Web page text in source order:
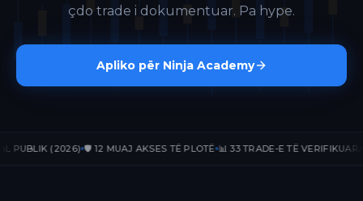
çdo trade i dokumentuar. Pa hype.
Apliko për Ninja Academy
(2026) 🛡️ 12 MUAJ AKSES TË PLOTË 📊 33 TRADE-E TË VERIFIKUARA 📈